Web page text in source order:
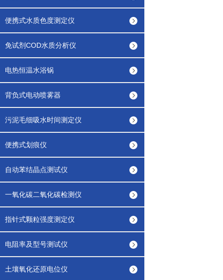
便携式水质色度测定仪
免试剂COD水质分析仪
电热恒温水浴锅
背负式电动喷雾器
污泥毛细吸水时间测定仪
便携式划痕仪
自动苯结晶点测试仪
一氧化碳二氧化碳检测仪
指针式颗粒强度测定仪
电阻率及型号测试仪
土壤氧化还原电位仪